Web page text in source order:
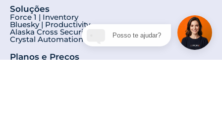
Soluções
Force 1 | Inventory
Bluesky | Productivity
Alaska Cross Security | DLP
Crystal Automation | RPA
Planos e Preços
Posso te ajudar?